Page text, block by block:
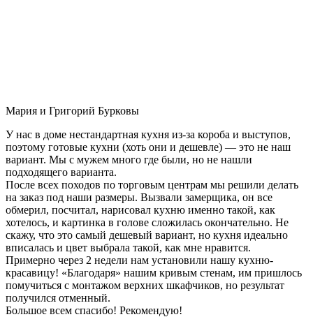
Мария и Григорий Бурковы
У нас в доме нестандартная кухня из-за короба и выступов,
поэтому готовые кухни (хоть они и дешевле) — это не наш
вариант. Мы с мужем много где были, но не нашли
подходящего варианта.
После всех походов по торговым центрам мы решили делать
на заказ под наши размеры. Вызвали замерщика, он все
обмерил, посчитал, нарисовал кухню именно такой, как
хотелось, и картинка в голове сложилась окончательно. Не
скажу, что это самый дешевый вариант, но кухня идеально
вписалась и цвет выбрала такой, как мне нравится.
Примерно через 2 недели нам установили нашу кухню-
красавицу! «Благодаря» нашим кривым стенам, им пришлось
помучиться с монтажом верхних шкафчиков, но результат
получился отменный.
Большое всем спасибо! Рекомендую!